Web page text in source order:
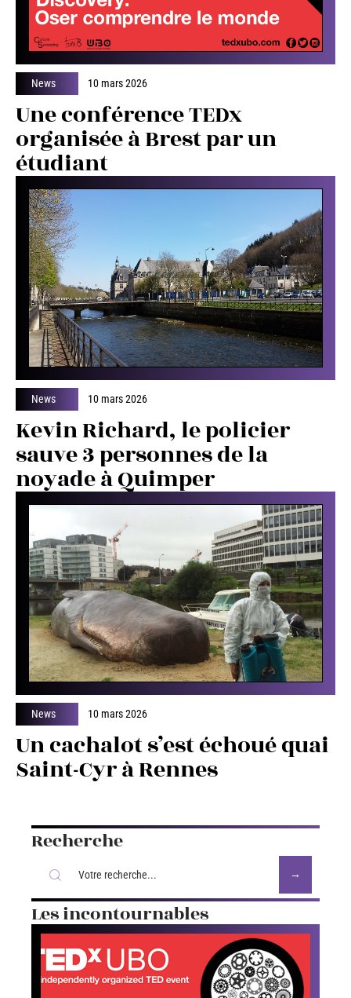
News 10 mars 2026
Une conférence TEDx
organisée à Brest par un
étudiant
News 10 mars 2026
Kevin Richard, le policier
sauve 3 personnes de la
noyade à Quimper
News 10 mars 2026
Un cachalot s’est échoué quai
Saint-Cyr à Rennes
Recherche
Les incontournables